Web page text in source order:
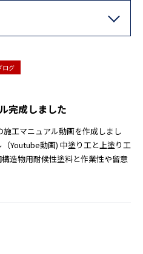
ログ
完成しました
工マニュアル動画を作成しまし
Youtube動画) 中塗り工と上塗り工
造物用耐候性塗料と作業性や留意